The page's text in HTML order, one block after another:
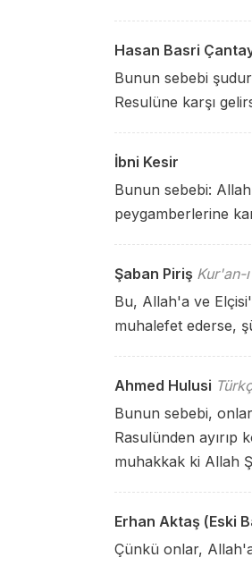
Hasan Basri
Bunun sebebi
Resulüne karşı
İbni Kesir
Bunun sebebi:
peygamberlerine
Şaban Piriş Kur'an-
Bu, Allah'a ve
muhalefet ederse,
Ahmed Hulusi
Bunun sebebi,
Rasulünden ayırıp
muhakkak ki Allah
Erhan Aktaş (Eski
Çünkü onlar,